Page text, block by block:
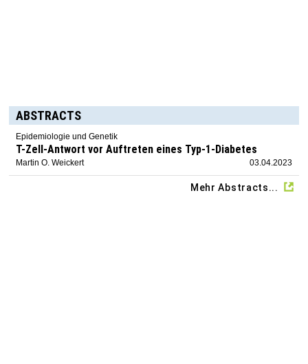
ABSTRACTS
Epidemiologie und Genetik
T-Zell-Antwort vor Auftreten eines Typ-1-Diabetes
Martin O. Weickert 03.04.2023
Mehr Abstracts...